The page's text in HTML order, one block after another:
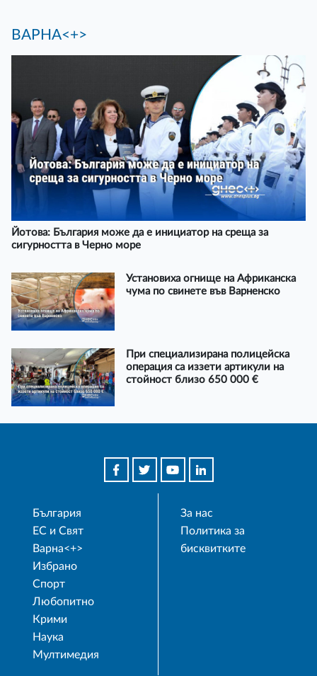
ВАРНА<+>
Йотова: България може да е инициатор на среща за
сигурността в Черно море
Установиха огнище на Африканска
чума по свинете във Варненско
При специализирана полицейска
операция са иззети артикули на
стойност близо 650 000 €
България
ЕС и Свят
Варна<+>
Избрано
Спорт
Любопитно
Крими
Наука
Мултимедия
За нас
Политика за
бисквитките